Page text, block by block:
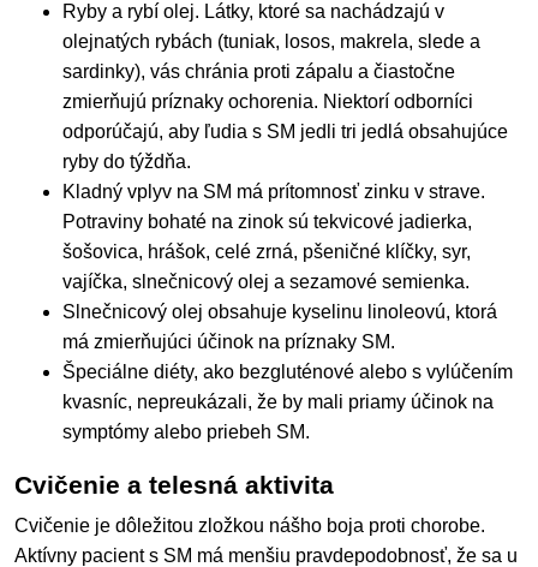
Ryby a rybí olej. Látky, ktoré sa nachádzajú v
olejnatých rybách (tuniak, losos, makrela, slede a
sardinky), vás chránia proti zápalu a čiastočne
zmierňujú príznaky ochorenia. Niektorí odborníci
odporúčajú, aby ľudia s SM jedli tri jedlá obsahujúce
ryby do týždňa.
Kladný vplyv na SM má prítomnosť zinku v strave.
Potraviny bohaté na zinok sú tekvicové jadierka,
šošovica, hrášok, celé zrná, pšeničné klíčky, syr,
vajíčka, slnečnicový olej a sezamové semienka.
Slnečnicový olej obsahuje kyselinu linoleovú, ktorá
má zmierňujúci účinok na príznaky SM.
Špeciálne diéty, ako bezgluténové alebo s vylúčením
kvasníc, nepreukázali, že by mali priamy účinok na
symptómy alebo priebeh SM.
Cvičenie a telesná aktivita
Cvičenie je dôležitou zložkou nášho boja proti chorobe.
Aktívny pacient s SM má menšiu pravdepodobnosť, že sa u